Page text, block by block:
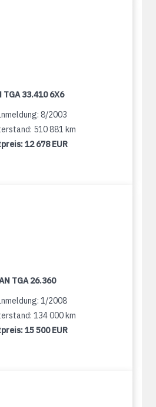
TGA 33.410 6X6
8/2003
510 881 km
12 678 EUR
TGA 26.360
1/2008
134 000 km
15 500 EUR